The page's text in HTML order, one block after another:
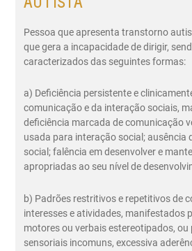
Pessoa que apresenta transtorno
que gera a incapacidade de dirigir,
caracterizados das seguintes formas:
a) Deficiência persistente e
comunicação e da interação sociais,
deficiência marcada de comunicação
usada para interação social; ausência
social; falência em desenvolver e
apropriadas ao seu nível de
b) Padrões restritivos e repetitivos de
interesses e atividades, manifestados
motores ou verbais estereotipados,
sensoriais incomuns, excessiva